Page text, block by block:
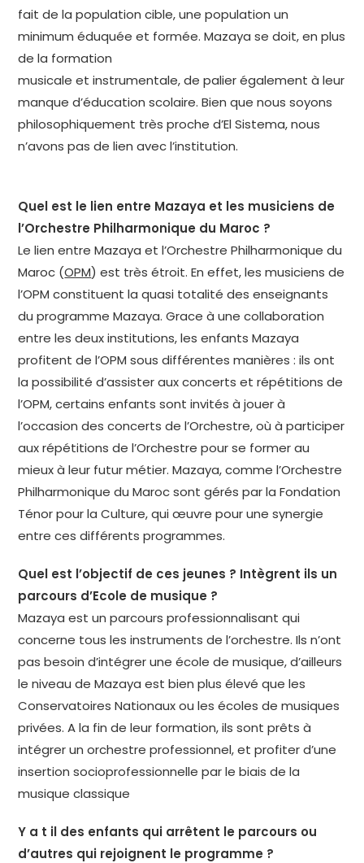
fait de la population cible, une population un
minimum éduquée et formée. Mazaya se doit, en plus
de la formation
musicale et instrumentale, de palier également à leur
manque d’éducation scolaire. Bien que nous soyons
philosophiquement très proche d’El Sistema, nous
n’avons pas de lien avec l’institution.
Quel est le lien entre Mazaya et les musiciens de
l’Orchestre Philharmonique du Maroc ?
Le lien entre Mazaya et l’Orchestre Philharmonique du
Maroc (OPM) est très étroit. En effet, les musiciens de
l’OPM constituent la quasi totalité des enseignants
du programme Mazaya. Grace à une collaboration
entre les deux institutions, les enfants Mazaya
profitent de l’OPM sous différentes manières : ils ont
la possibilité d’assister aux concerts et répétitions de
l’OPM, certains enfants sont invités à jouer à
l’occasion des concerts de l’Orchestre, où à participer
aux répétitions de l’Orchestre pour se former au
mieux à leur futur métier. Mazaya, comme l’Orchestre
Philharmonique du Maroc sont gérés par la Fondation
Ténor pour la Culture, qui œuvre pour une synergie
entre ces différents programmes.
Quel est l’objectif de ces jeunes ? Intègrent ils un
parcours d’Ecole de musique ?
Mazaya est un parcours professionnalisant qui
concerne tous les instruments de l’orchestre. Ils n’ont
pas besoin d’intégrer une école de musique, d’ailleurs
le niveau de Mazaya est bien plus élevé que les
Conservatoires Nationaux ou les écoles de musiques
privées. A la fin de leur formation, ils sont prêts à
intégrer un orchestre professionnel, et profiter d’une
insertion socioprofessionnelle par le biais de la
musique classique
Y a t il des enfants qui arrêtent le parcours ou
d’autres qui rejoignent le programme ?